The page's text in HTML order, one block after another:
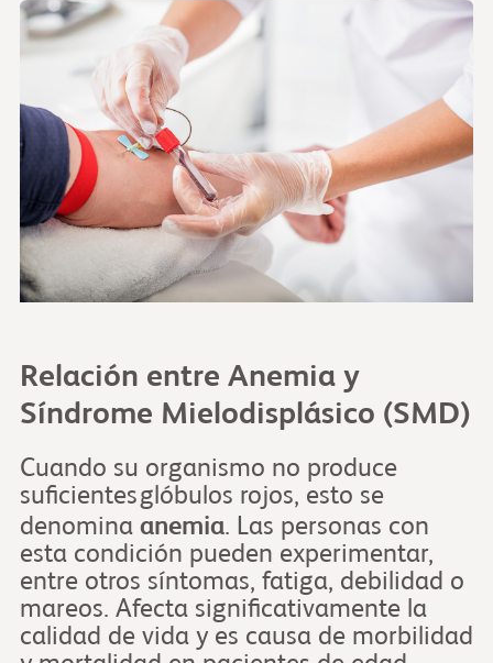
Relación entre Anemia y
Síndrome Mielodisplásico (SMD)
Cuando su organismo no produce
suficientesglóbulos rojos, esto se
denomina anemia. Las personas con
esta condición pueden experimentar,
entre otros síntomas, fatiga, debilidad o
mareos. Afecta significativamente la
calidad de vida y es causa de morbilidad